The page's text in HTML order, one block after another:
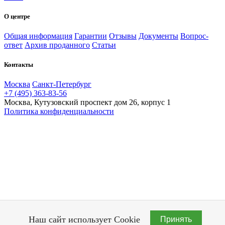
О центре
Общая информация Гарантии Отзывы Документы Вопрос-
ответ Архив проданного Статьи
Контакты
Москва Санкт-Петербург
+7 (495) 363-83-56
Москва, Кутузовский проспект дом 26, корпус 1
Политика конфиденциальности
Наш сайт использует Cookie Принять